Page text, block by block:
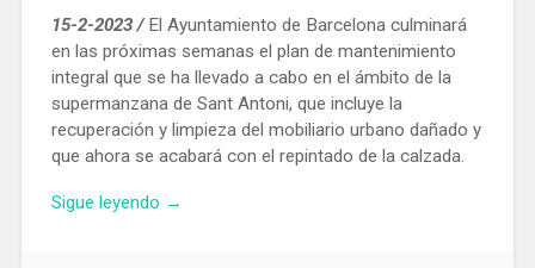
15-2-2023 / El Ayuntamiento de Barcelona culminará
en las próximas semanas el plan de mantenimiento
integral que se ha llevado a cabo en el ámbito de la
supermanzana de Sant Antoni, que incluye la
recuperación y limpieza del mobiliario urbano dañado y
que ahora se acabará con el repintado de la calzada.
Sigue leyendo «Reparación
→